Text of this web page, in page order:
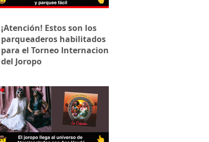
¡Atención! Estos son los
parqueaderos habilitados
para el Torneo Internacional
del Joropo